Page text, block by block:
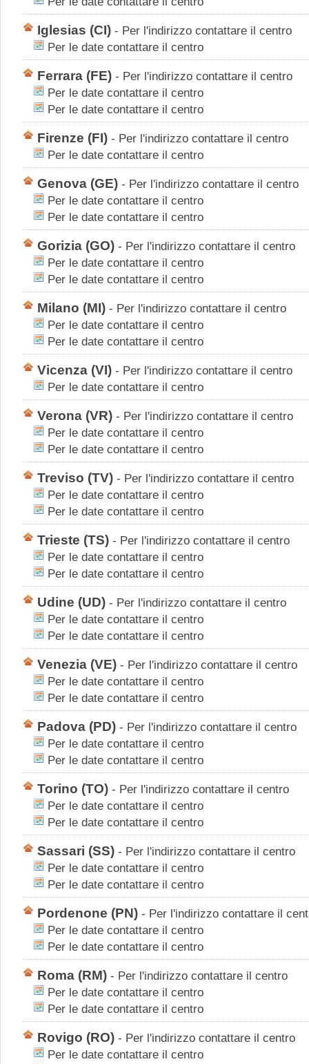
Iglesias (CI) - Per l'indirizzo contattare il centro
Per le date contattare il centro
Ferrara (FE) - Per l'indirizzo contattare il centro
Per le date contattare il centro
Per le date contattare il centro
Firenze (FI) - Per l'indirizzo contattare il centro
Per le date contattare il centro
Genova (GE) - Per l'indirizzo contattare il centro
Per le date contattare il centro
Per le date contattare il centro
Gorizia (GO) - Per l'indirizzo contattare il centro
Per le date contattare il centro
Per le date contattare il centro
Milano (MI) - Per l'indirizzo contattare il centro
Per le date contattare il centro
Per le date contattare il centro
Vicenza (VI) - Per l'indirizzo contattare il centro
Per le date contattare il centro
Verona (VR) - Per l'indirizzo contattare il centro
Per le date contattare il centro
Per le date contattare il centro
Treviso (TV) - Per l'indirizzo contattare il centro
Per le date contattare il centro
Per le date contattare il centro
Trieste (TS) - Per l'indirizzo contattare il centro
Per le date contattare il centro
Per le date contattare il centro
Udine (UD) - Per l'indirizzo contattare il centro
Per le date contattare il centro
Per le date contattare il centro
Venezia (VE) - Per l'indirizzo contattare il centro
Per le date contattare il centro
Per le date contattare il centro
Padova (PD) - Per l'indirizzo contattare il centro
Per le date contattare il centro
Per le date contattare il centro
Torino (TO) - Per l'indirizzo contattare il centro
Per le date contattare il centro
Per le date contattare il centro
Sassari (SS) - Per l'indirizzo contattare il centro
Per le date contattare il centro
Per le date contattare il centro
Pordenone (PN) - Per l'indirizzo contattare il
Per le date contattare il centro
Per le date contattare il centro
Roma (RM) - Per l'indirizzo contattare il centro
Per le date contattare il centro
Per le date contattare il centro
Rovigo (RO) - Per l'indirizzo contattare il centro
Per le date contattare il centro